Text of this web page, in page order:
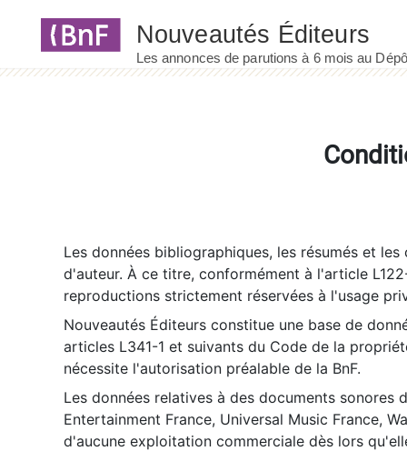
Les données bibliographiques, les résumés et
d'auteur. À ce titre, conformément à l'article
reproductions strictement réservées à l'usage
Nouveautés Éditeurs constitue une base de
articles L341-1 et suivants du Code de la
nécessite l'autorisation préalable de la BnF.
Les données relatives à des documents sonores
Entertainment France, Universal Music France,
d'aucune exploitation commerciale dès lors